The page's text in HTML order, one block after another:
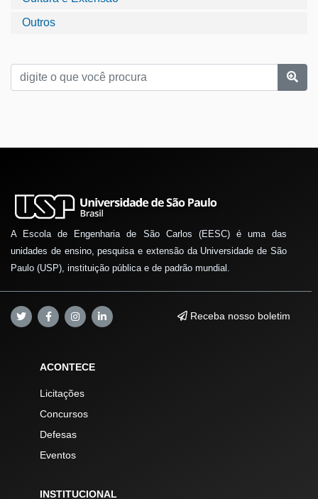
Outros
A Escola de Engenharia de São Carlos (EESC) é uma das
unidades de ensino, pesquisa e extensão da Universidade de São
Paulo (USP), instituição pública e de padrão mundial.
Receba nosso boletim
ACONTECE
Licitações
Concursos
Defesas
Eventos
INSTITUCIONAL